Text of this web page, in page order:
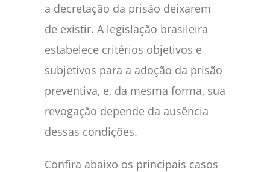
a decretação da prisão deixarem
de existir. A legislação brasileira
estabelece critérios objetivos e
subjetivos para a adoção da prisão
preventiva, e, da mesma forma, sua
revogação depende da ausência
dessas condições.
Confira abaixo os principais casos